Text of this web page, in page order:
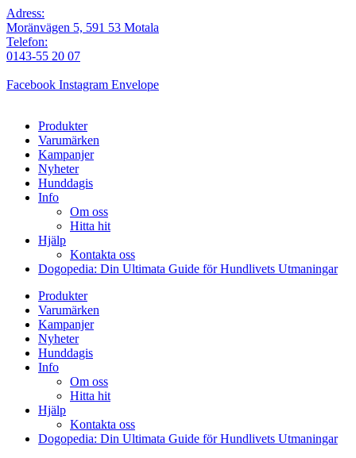
Adress:
Moränvägen 5, 591 53 Motala
Telefon:
0143-55 20 07
Facebook Instagram Envelope
Produkter
Varumärken
Kampanjer
Nyheter
Hunddagis
Info
Om oss
Hitta hit
Hjälp
Kontakta oss
Dogopedia: Din Ultimata Guide för Hundlivets Utmaningar
Produkter
Varumärken
Kampanjer
Nyheter
Hunddagis
Info
Om oss
Hitta hit
Hjälp
Kontakta oss
Dogopedia: Din Ultimata Guide för Hundlivets Utmaningar